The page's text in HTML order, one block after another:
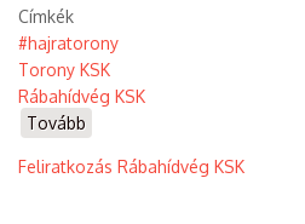
Címkék
#hajratorony
Torony KSK
Rábahídvég KSK
Tovább
-
Feliratkozás Rábahídvég KSK